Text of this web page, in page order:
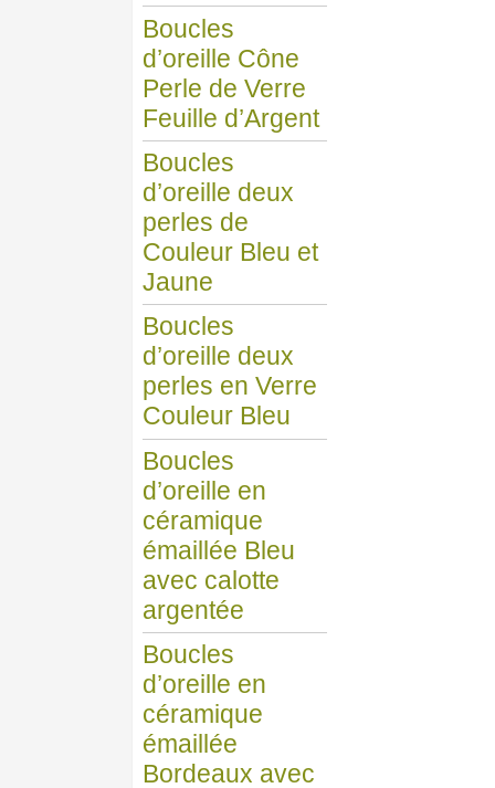
Boucles
d’oreille Cône
Perle de Verre
Feuille d’Argent
Boucles
d’oreille deux
perles de
Couleur Bleu et
Jaune
Boucles
d’oreille deux
perles en Verre
Couleur Bleu
Boucles
d’oreille en
céramique
émaillée Bleu
avec calotte
argentée
Boucles
d’oreille en
céramique
émaillée
Bordeaux avec